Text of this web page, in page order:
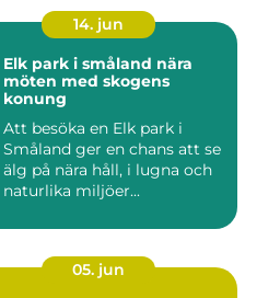
14. jun
Elk park i småland nära
möten med skogens
konung
Att besöka en Elk park i
Småland ger en chans att se
älg på nära håll, i lugna och
naturlika miljöer...
05. jun